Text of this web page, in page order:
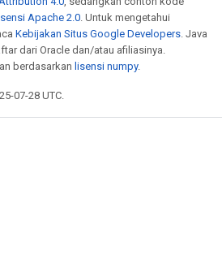
Apache 2.0. Untuk mengetahui
Kebijakan Situs Google Developers. Java
dari Oracle dan/atau afiliasinya.
berdasarkan lisensi numpy.
07-28 UTC.